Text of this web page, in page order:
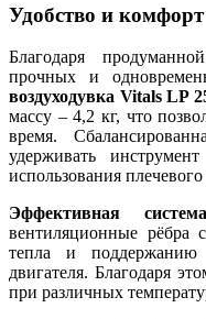
Удобство и комфорт
Благодаря
прочных и
воздуходувка Vitals LP
массу – 4,2 кг, что
время.
удерживать
использования
Эффективная
вентиляционные рёбра
тепла и поддержанию
двигателя. Благодаря
при различных